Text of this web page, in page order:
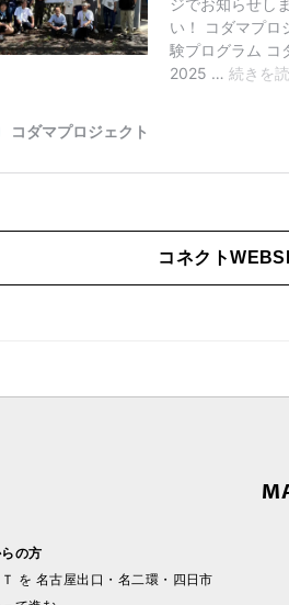
コネクト
の方
を 名古屋出口・名二環・四日市